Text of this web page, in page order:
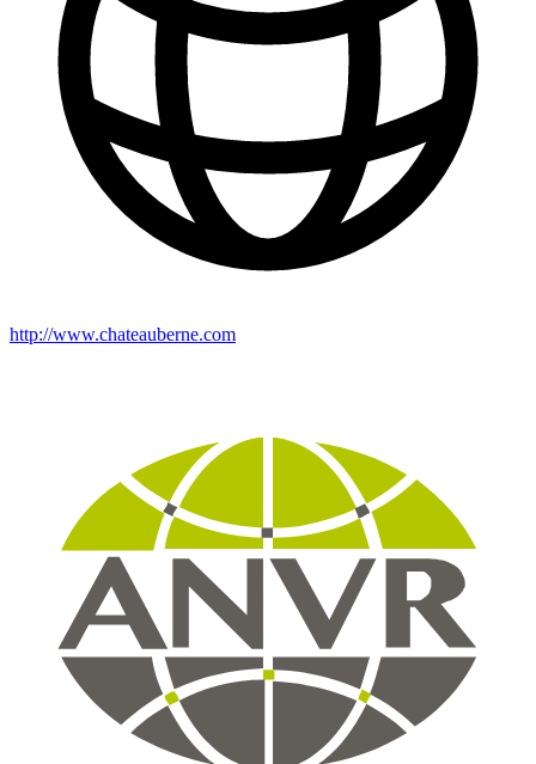
http://www.chateauberne.com